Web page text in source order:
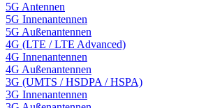
5G Antennen
5G Innenantennen
5G Außenantennen
4G (LTE / LTE Advanced)
4G Innenantennen
4G Außenantennen
3G (UMTS / HSDPA / HSPA)
3G Innenantennen